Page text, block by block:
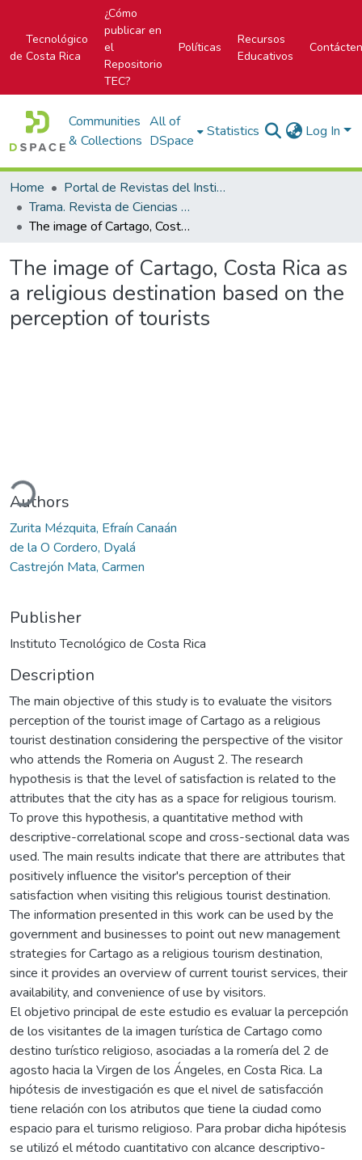
Tecnológico
de Costa Rica
¿Cómo
publicar en
el
Repositorio
TEC?
Políticas
Recursos
Educativos
Communities
& Collections
All of
DSpace
Statistics Log In
Home
Portal de Revistas del Instituto Tecnológico de Costa Rica
Trama. Revista de Ciencias Sociales y Humanidades
The image of Cartago, Costa Rica as a religious destination based on the perception of tourists
The image of Cartago, Costa Rica as
a religious destination based on the
perception of tourists
Authors
Zurita Mézquita, Efraín Canaán
de la O Cordero, Dyalá
Castrejón Mata, Carmen
Publisher
Instituto Tecnológico de Costa Rica
Description
The main objective of this study is to evaluate the visitors
perception of the tourist image of Cartago as a religious
tourist destination considering the perspective of the visitor
who attends the Romeria on August 2. The research
hypothesis is that the level of satisfaction is related to the
attributes that the city has as a space for religious tourism.
To prove this hypothesis, a quantitative method with
descriptive-correlational scope and cross-sectional data was
used. The main results indicate that there are attributes that
positively influence the visitor's perception of their
satisfaction when visiting this religious tourist destination.
The information presented in this work can be used by the
government and businesses to point out new management
strategies for Cartago as a religious tourism destination,
since it provides an overview of current tourist services, their
availability, and convenience of use by visitors.
El objetivo principal de este estudio es evaluar la percepción
de los visitantes de la imagen turística de Cartago como
destino turístico religioso, asociadas a la romería del 2 de
agosto hacia la Virgen de los Ángeles, en Costa Rica. La
hipótesis de investigación es que el nivel de satisfacción
tiene relación con los atributos que tiene la ciudad como
espacio para el turismo religioso. Para probar dicha hipótesis
se utilizó el método cuantitativo con alcance descriptivo-